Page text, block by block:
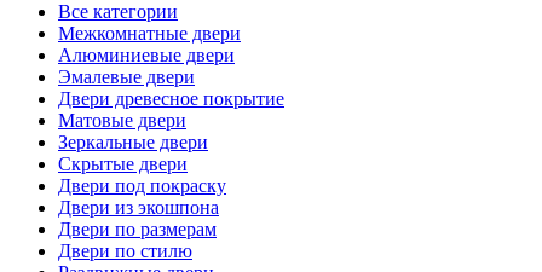
Все категории
Межкомнатные двери
Алюминиевые двери
Эмалевые двери
Двери древесное покрытие
Матовые двери
Зеркальные двери
Скрытые двери
Двери под покраску
Двери из экошпона
Двери по размерам
Двери по стилю